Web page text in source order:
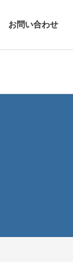
お問い合わせ